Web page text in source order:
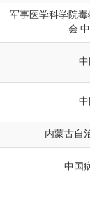
军事医学科学院
会
内蒙古自
中国